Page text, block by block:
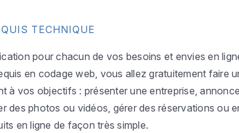
TECHNIQUE
pour chacun de vos besoins et envies en
en codage web, vous allez gratuitement faire
à vos objectifs : présenter une entreprise,
des photos ou vidéos, gérer des réservations ou
en ligne de façon très simple.